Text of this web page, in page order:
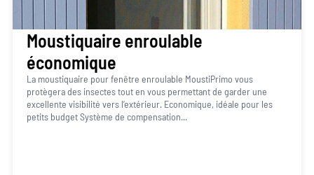
Moustiquaire enroulable
économique
La moustiquaire pour fenêtre enroulable MoustiPrimo vous
protègera des insectes tout en vous permettant de garder une
excellente visibilité vers l’extérieur. Economique, idéale pour les
petits budget Système de compensation...